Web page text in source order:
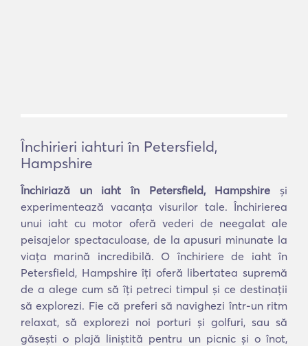
Închirieri iahturi în Petersfield,
Hampshire
Închiriază un iaht în Petersfield, Hampshire și
experimentează vacanța visurilor tale. Închirierea
unui iaht cu motor oferă vederi de neegalat ale
peisajelor spectaculoase, de la apusuri minunate la
viața marină incredibilă. O închiriere de iaht în
Petersfield, Hampshire îți oferă libertatea supremă
de a alege cum să îți petreci timpul și ce destinații
să explorezi. Fie că preferi să navighezi într-un ritm
relaxat, să explorezi noi porturi și golfuri, sau să
găsești o plajă liniștită pentru un picnic și o înot,